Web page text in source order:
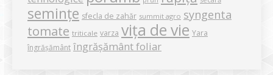
semințe sfecla de zahăr summit agro syngenta
tomate triticale varza vița de vie Yara
îngrășământ îngrășământ foliar